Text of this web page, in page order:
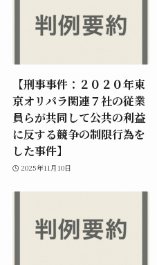
【刑事事件：２０２０年東
京オリパラ関連７社の従業
員らが共同して公共の利益
に反する競争の制限行為を
した事件】
2025年11月10日